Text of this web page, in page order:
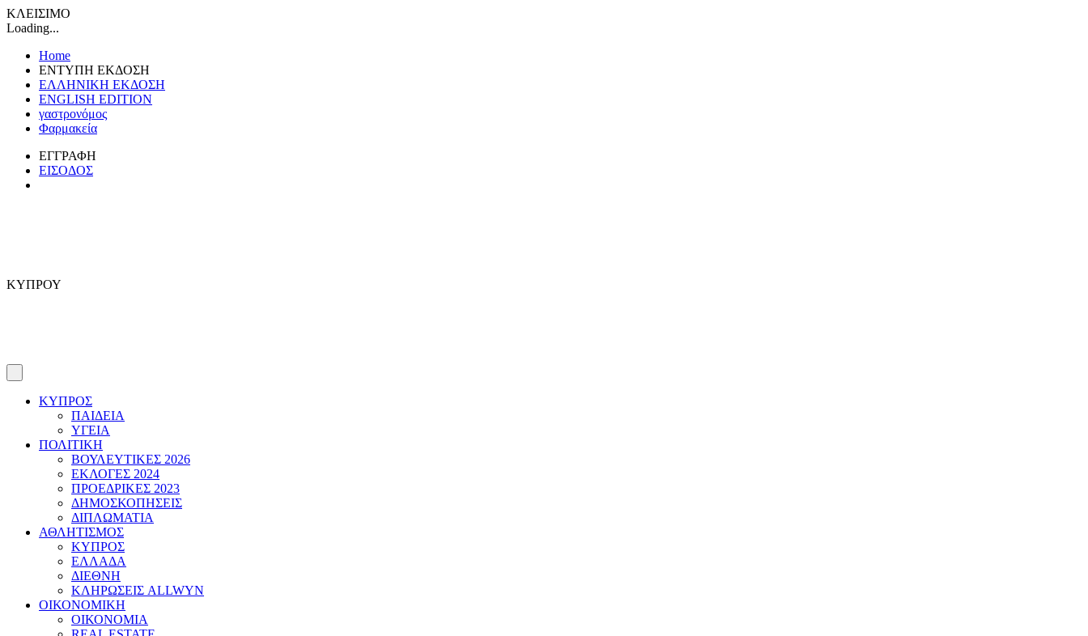
ΚΛΕΙΣΙΜΟ
Loading...
Home
ΕΝΤΥΠΗ ΕΚΔΟΣΗ
ΕΛΛΗΝΙΚΗ ΕΚΔΟΣΗ
ENGLISH EDITION
γαστρονόμος
Φαρμακεία
ΕΓΓΡΑΦΗ
ΕΙΣΟΔΟΣ
ΚΥΠΡΟΥ
ΚΥΠΡΟΣ
ΠΑΙΔΕΙΑ
ΥΓΕΙΑ
ΠΟΛΙΤΙΚΗ
ΒΟΥΛΕΥΤΙΚΕΣ 2026
ΕΚΛΟΓΕΣ 2024
ΠΡΟΕΔΡΙΚΕΣ 2023
ΔΗΜΟΣΚΟΠΗΣΕΙΣ
ΔΙΠΛΩΜΑΤΙΑ
ΑΘΛΗΤΙΣΜΟΣ
ΚΥΠΡΟΣ
ΕΛΛΑΔΑ
ΔΙΕΘΝΗ
ΚΛΗΡΩΣΕΙΣ ALLWYN
ΟΙΚΟΝΟΜΙΚΗ
ΟΙΚΟΝΟΜΙΑ